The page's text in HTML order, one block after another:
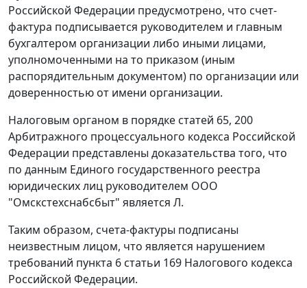
Российской Федерации предусмотрено, что счет-
фактура подписывается руководителем и главным
бухгалтером организации либо иными лицами,
уполномоченными на то приказом (иным
распорядительным документом) по организации или
доверенностью от имени организации.
Налоговым органом в порядке статей 65, 200
Арбитражного процессуального кодекса Российской
Федерации представлены доказательства того, что
по данным Единого государственного реестра
юридических лиц руководителем ООО
"Омскстехснабсбыт" является Л.
Таким образом, счета-фактуры подписаны
неизвестным лицом, что является нарушением
требований пункта 6 статьи 169 Налогового кодекса
Российской Федерации.